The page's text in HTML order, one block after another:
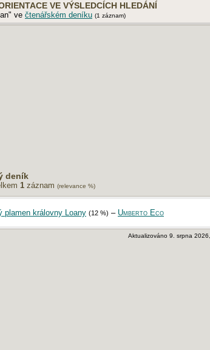
VE VÝSLEDCÍCH HLEDÁNÍ
ve čtenářském deníku (1 záznam)
deník
1záznam (relevance %)
plamen královny Loany (12 %) – Umberto Eco
Aktualizováno 9. srpna